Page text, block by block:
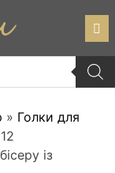
» Голки для
із